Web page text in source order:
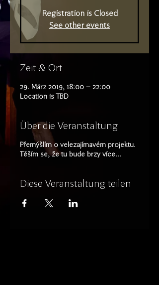
Registration is Closed
See other events
Zeit & Ort
29. März 2019, 18:00 – 22:00
Location is TBD
Über die Veranstaltung
Přemýšlím o velezajímavém projektu.
Těším se, že tu bude brzy více...
Diese Veranstaltung teilen